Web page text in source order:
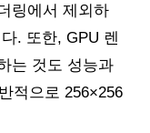
링에서 제외하
. 또한, GPU 렌
는 것도 성능과
적으로 256×256